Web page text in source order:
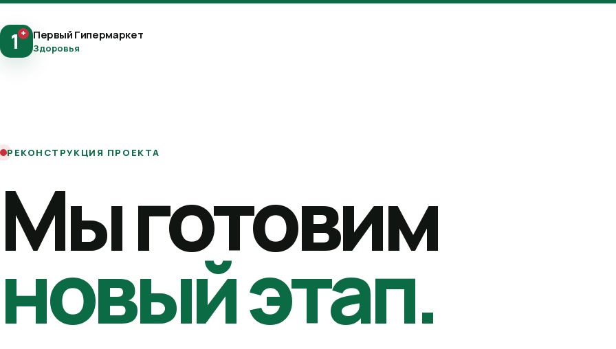
1+ Первый Гипермаркет
Здоровья
РЕКОНСТРУКЦИЯ ПРОЕКТА
Мы готовим
новый этап.